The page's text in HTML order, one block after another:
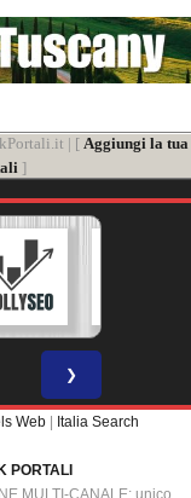
| [ Aggiungi la tua
]
❯
Web Italia Search
PORTALI
MULTI-CANALE: unico